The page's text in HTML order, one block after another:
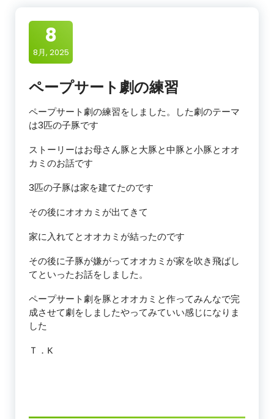
8
8月, 2025
ペープサート劇の練習
ペープサート劇の練習をしました。した劇のテーマ
は3匹の子豚です
ストーリーはお母さん豚と大豚と中豚と小豚とオオ
カミのお話です
3匹の子豚は家を建てたのです
その後にオオカミが出てきて
家に入れてとオオカミが結ったのです
その後に子豚が嫌がってオオカミが家を吹き飛ばし
てといったお話をしました。
ペープサート劇を豚とオオカミと作ってみんなで完
成させて劇をしましたやってみていい感じになりま
した
Ｔ．K